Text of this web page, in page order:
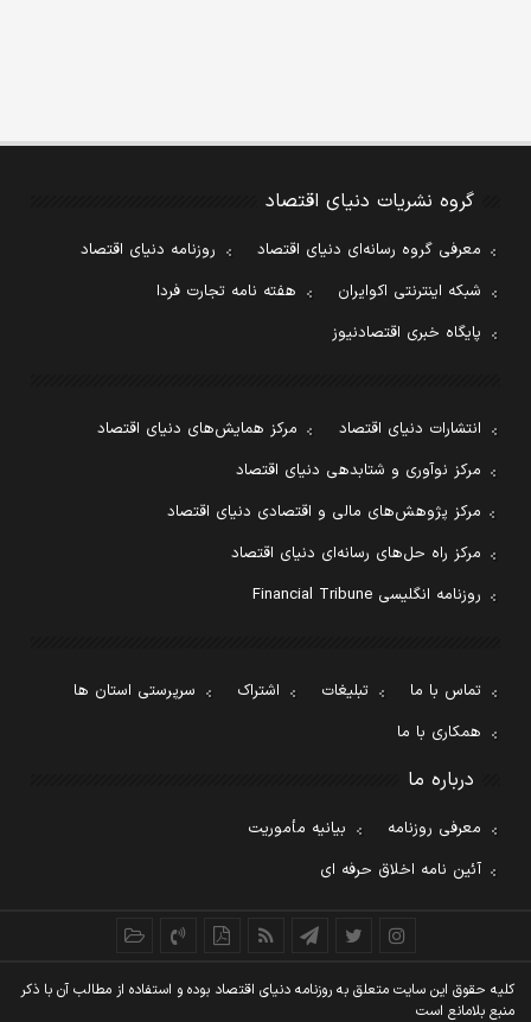
گروه نشریات دنیای اقتصاد
معرفی گروه رسانه‌ای دنیای اقتصاد
روزنامه دنیای اقتصاد
شبکه اینترنتی اکوایران
هفته نامه تجارت فردا
پایگاه خبری اقتصادنیوز
انتشارات دنیای اقتصاد
مرکز همایش‌های دنیای اقتصاد
مرکز نوآوری و شتابدهی دنیای اقتصاد
مرکز پژوهش‌های مالی و اقتصادی دنیای اقتصاد
مرکز راه حل‌های رسانه‌ای دنیای اقتصاد
روزنامه انگلیسی Financial Tribune
تماس با ما تبلیغات اشتراک
سرپرستی استان ها
همکاری با ما
درباره ما
معرفی روزنامه
بیانیه مأموریت
آئین نامه اخلاق حرفه ای
کليه حقوق اين سايت متعلق به روزنامه دنيای اقتصاد بوده و استفاده از مطالب آن با ذکر
منبع بلامانع است